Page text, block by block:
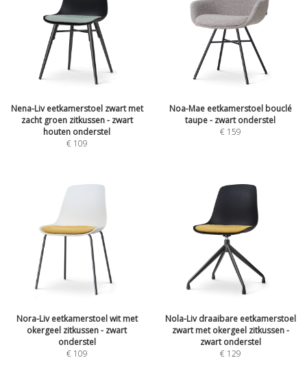
Nena-Liv eetkamerstoel zwart met
zacht groen zitkussen - zwart
houten onderstel
€ 109
Noa-Mae eetkamerstoel bouclé
taupe - zwart onderstel
€ 159
Nora-Liv eetkamerstoel wit met
okergeel zitkussen - zwart
onderstel
€ 109
Nola-Liv draaibare eetkamerstoel
zwart met okergeel zitkussen -
zwart onderstel
€ 129